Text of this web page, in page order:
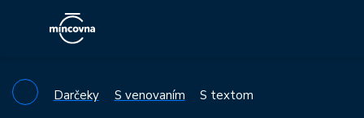
Darčeky S venovaním S textom